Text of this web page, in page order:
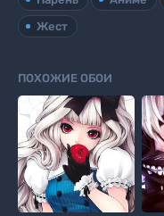
Жест
ПОХОЖИЕ ОБОИ